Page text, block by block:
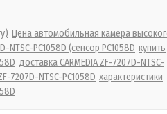
Цена автомобильная камера
NTSC-PC1058D (сенсор PC1058D купить
доставка CARMEDIA ZF-7207D-NTSC-
7207D-NTSC-PC1058D характеристики